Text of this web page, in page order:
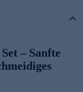
verwandeln sie
– Sanfte